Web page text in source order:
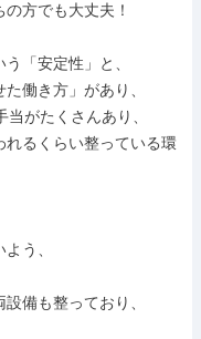
方でも大丈夫！
「安定性」と、
働き方」があり、
がたくさんあり、
るくらい整っている環
う、
備も整っており、